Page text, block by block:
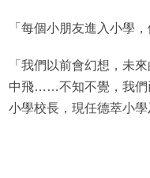
「每個小朋友進入小學
「我們以前會幻想，未
中飛……不知不覺，我們
小學校長，現任德萃小學